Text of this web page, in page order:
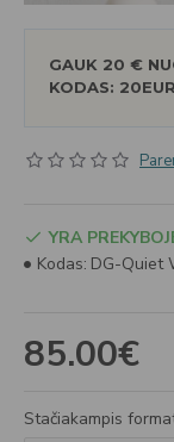
GAUK 20 €
KODAS: 20EUR
85.00€
YRA
Kodas: DG-Quiet
Stačiakampis